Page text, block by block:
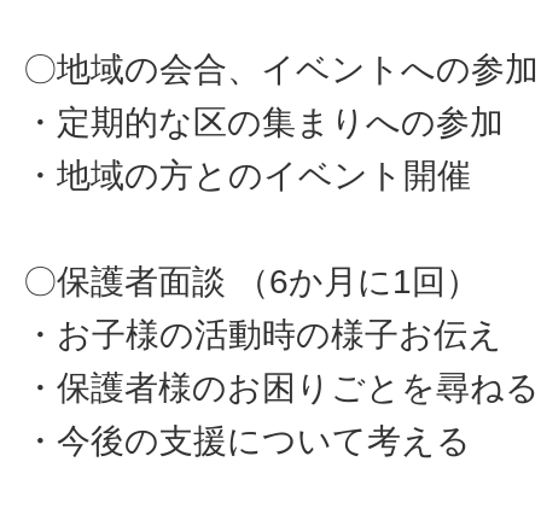
〇地域の会合、イベントへの参加
・定期的な区の集まりへの参加
・地域の方とのイベント開催
〇保護者面談 （6か月に1回）
・お子様の活動時の様子お伝え
・保護者様のお困りごとを尋ねる
・今後の支援について考える